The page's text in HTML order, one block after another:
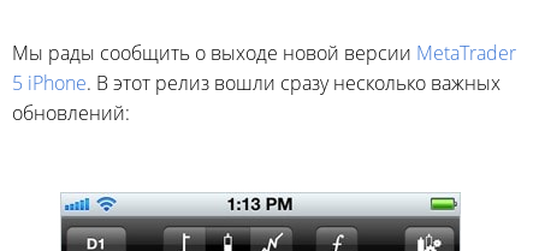
Мы рады сообщить о выходе новой версии MetaTrader
5 iPhone. В этот релиз вошли сразу несколько важных
обновлений: